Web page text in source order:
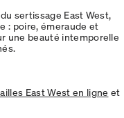
sertissage East West,
: poire, émeraude et
une beauté intemporelle
East West en ligne et